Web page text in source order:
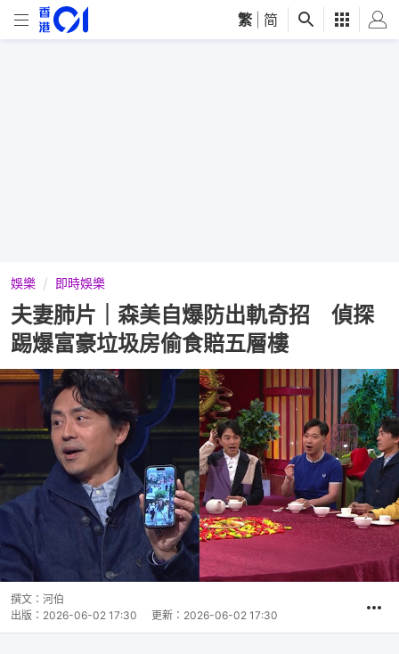
繁 简
娛樂 即時娛樂
夫妻肺片｜森美自爆防出軌奇招 偵探
踢爆富豪垃圾房偷食賠五層樓
撰文： 河伯
出版： 2026-06-02 17:30 更新： 2026-06-02 17:30